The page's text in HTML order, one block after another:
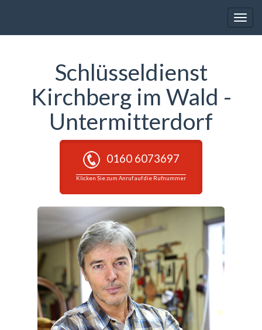
Toggle
Schlüsseldienst
Kirchberg im Wald -
Untermitterdorf
0160 6073697
Klicken Sie zum Anruf auf die Rufnummer